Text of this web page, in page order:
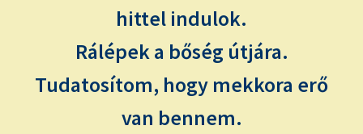
hittel indulok.
Rálépek a bőség útjára.
Tudatosítom, hogy mekkora erő
van bennem.